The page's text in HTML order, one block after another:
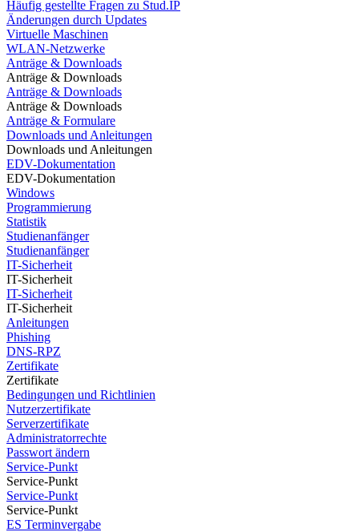
Häufig gestellte Fragen zu Stud.IP
Änderungen durch Updates
Virtuelle Maschinen
WLAN-Netzwerke
Anträge & Downloads
Anträge & Downloads
Anträge & Downloads
Anträge & Downloads
Anträge & Formulare
Downloads und Anleitungen
Downloads und Anleitungen
EDV-Dokumentation
EDV-Dokumentation
Windows
Programmierung
Statistik
Studienanfänger
Studienanfänger
IT-Sicherheit
IT-Sicherheit
IT-Sicherheit
IT-Sicherheit
Anleitungen
Phishing
DNS-RPZ
Zertifikate
Zertifikate
Bedingungen und Richtlinien
Nutzerzertifikate
Serverzertifikate
Administratorrechte
Passwort ändern
Service-Punkt
Service-Punkt
Service-Punkt
Service-Punkt
ES Terminvergabe